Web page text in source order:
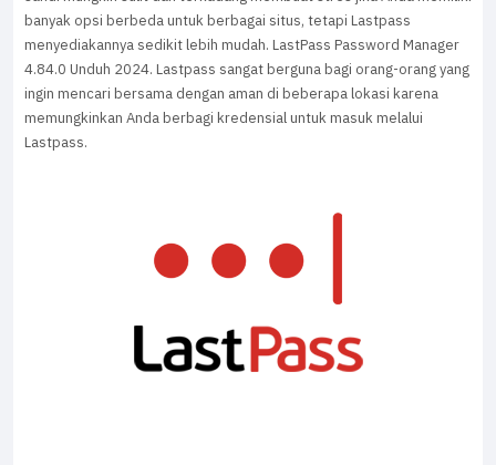
banyak opsi berbeda untuk berbagai situs, tetapi Lastpass
menyediakannya sedikit lebih mudah. LastPass Password Manager
4.84.0 Unduh 2024. Lastpass sangat berguna bagi orang-orang yang
ingin mencari bersama dengan aman di beberapa lokasi karena
memungkinkan Anda berbagi kredensial untuk masuk melalui
Lastpass.